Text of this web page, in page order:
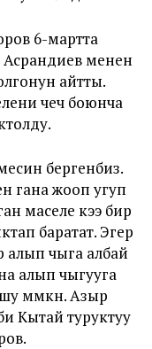
6-мартта
менен
айтты.
чечүү боюнча
бергенбиз.
гана жооп угуп
маселе кээ бир
баратат. Эгер
алып чыга албай
алып чыгууга
мүмкүн. Азыр
Кытай туруктуу